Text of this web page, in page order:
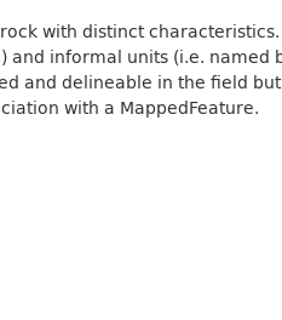
with distinct
informal units (i.e. named
and delineable in the field
with a MappedFeature.